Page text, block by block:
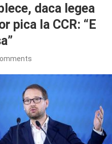
daca legea
pica la CCR: “E